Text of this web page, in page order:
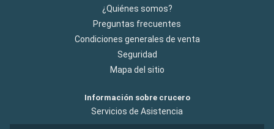
¿Quiénes somos?
Preguntas frecuentes
Condiciones generales de venta
Seguridad
Mapa del sitio
Información sobre crucero
Servicios de Asistencia